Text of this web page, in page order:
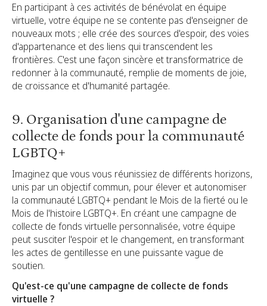
En participant à ces activités de bénévolat en équipe
virtuelle, votre équipe ne se contente pas d'enseigner de
nouveaux mots ; elle crée des sources d'espoir, des voies
d'appartenance et des liens qui transcendent les
frontières. C'est une façon sincère et transformatrice de
redonner à la communauté, remplie de moments de joie,
de croissance et d'humanité partagée.
9. Organisation d'une campagne de
collecte de fonds pour la communauté
LGBTQ+
Imaginez que vous vous réunissiez de différents horizons,
unis par un objectif commun, pour élever et autonomiser
la communauté LGBTQ+ pendant le Mois de la fierté ou le
Mois de l'histoire LGBTQ+. En créant une campagne de
collecte de fonds virtuelle personnalisée, votre équipe
peut susciter l'espoir et le changement, en transformant
les actes de gentillesse en une puissante vague de
soutien.
Qu'est-ce qu'une campagne de collecte de fonds
virtuelle ?